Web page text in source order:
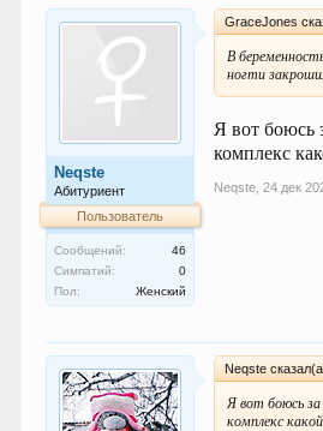
Neqste
Абитуриент
Пользователь
Сообщений:
46
Симпатий:
0
Пол:
Женский
GraceJones
В
ногти
Я вот боюсь
комплекс
Neqste 24 дек
Neqste
Я вот боюсь
комплекс